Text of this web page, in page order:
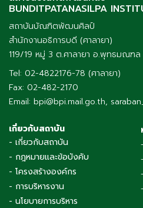
BUNDITPATANASILPA
สถาบันบัณฑิตพัฒนศิลป์
สำนักงานอธิการบดี (ศาลายา)
119/19 หมู่ 3 ต.ศาลายา อ.พุทธมณฑ
Tel: 02-4822176-78 (ศาลายา)
Fax: 02-482-2170
Email: bpi@bpi.mail.go.th,
เกี่ยวกับสถาบัน
- เกี่ยวกับสถาบัน
- กฎหมายและข้อบังคับ
- โครงสร้างองค์กร
- การบริหารงาน
- นโยบายการบริหาร